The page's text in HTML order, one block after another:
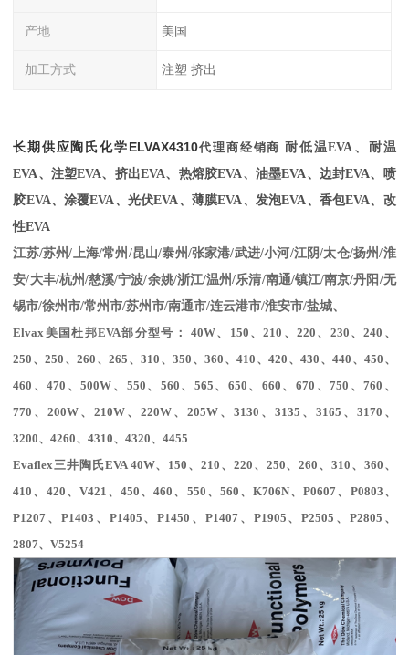
产地 美国
加工方式 注塑 挤出
长期供应陶氏化学ELVAX4310代理商经销商 耐低温EVA、耐温
EVA、注塑EVA、挤出EVA、热熔胶EVA、油墨EVA、边封EVA、喷
胶EVA、涂覆EVA、光伏EVA、薄膜EVA、发泡EVA、香包EVA、改
性EVA
江苏/苏州/上海/常州/昆山/泰州/张家港/武进/小河/江阴/太仓/扬州/淮
安/大丰/杭州/慈溪/宁波/余姚/浙江/温州/乐清/南通/镇江/南京/丹阳/无
锡市/徐州市/常州市/苏州市/南通市/连云港市/淮安市/盐城、
Elvax美国杜邦EVA部分型号： 40W、150、210、220、230、240、
250、250、260、265、310、350、360、410、420、430、440、450、
460、470、500W、550、560、565、650、660、670、750、760、
770、200W、210W、220W、205W、3130、3135、3165、3170、
3200、4260、4310、4320、4455
Evaflex三井陶氏EVA 40W、 150 、210 、 220 、 250、260 、310 、 360 、
410 、 420 、 V421 、450 、460 、 550 、 560 、K706N、P0607 、 P0803 、
P1207 、 P1403 、 P1405 、P1450 、 P1407 、 P1905 、P2505 、 P2805 、
2807、V5254